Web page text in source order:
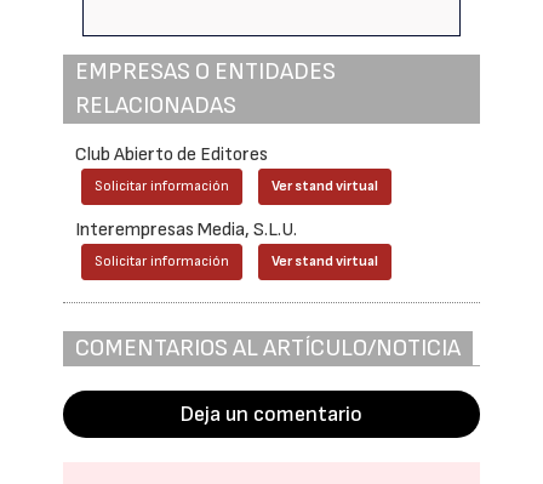
EMPRESAS O ENTIDADES
RELACIONADAS
Club Abierto de Editores
Solicitar información Ver stand virtual
Interempresas Media, S.L.U.
Solicitar información Ver stand virtual
COMENTARIOS AL ARTÍCULO/NOTICIA
Deja un comentario